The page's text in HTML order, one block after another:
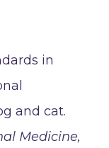
in
and cat.
Medicine,